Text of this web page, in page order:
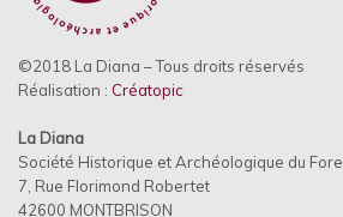
©2018 La Diana – Tous droits réservés
Réalisation : Créatopic
La Diana
Société Historique et Archéologique du
7, Rue Florimond Robertet
42600 MONTBRISON